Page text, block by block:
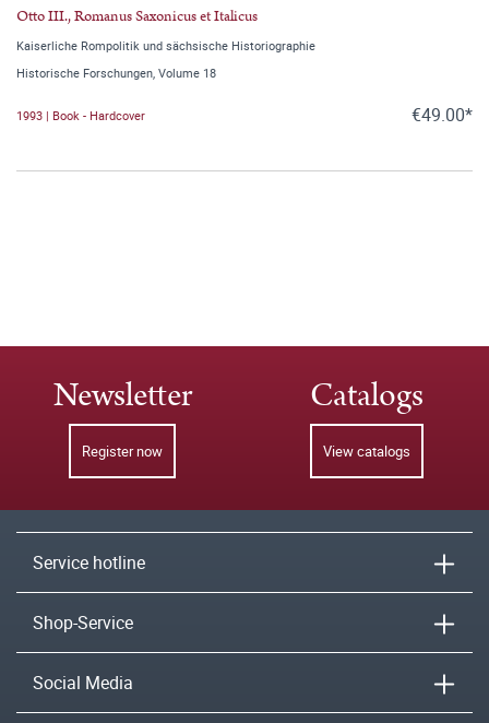
Otto III., Romanus Saxonicus et Italicus
Kaiserliche Rompolitik und sächsische Historiographie
Historische Forschungen, Volume 18
1993 | Book - Hardcover €49.00*
Newsletter
Register now
Catalogs
View catalogs
Service hotline
Shop-Service
Social Media